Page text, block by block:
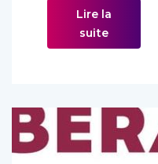
Lire la
suite